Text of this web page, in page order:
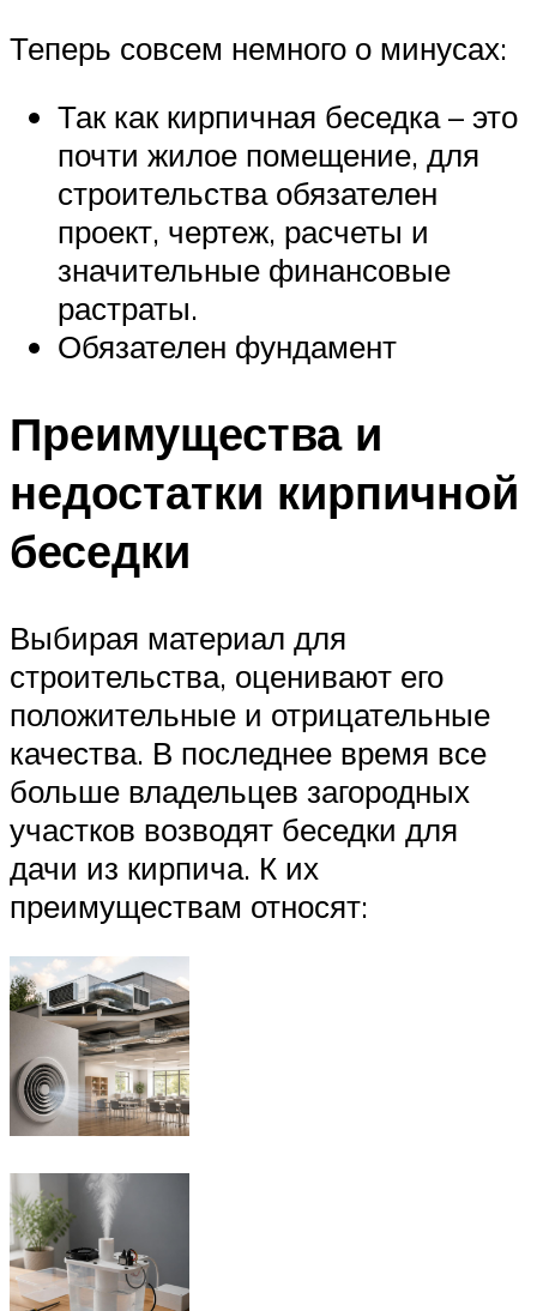
Теперь совсем немного о минусах:
Так как кирпичная беседка – это
почти жилое помещение, для
строительства обязателен
проект, чертеж, расчеты и
значительные финансовые
растраты.
Обязателен фундамент
Преимущества и
недостатки кирпичной
беседки
Выбирая материал для
строительства, оценивают его
положительные и отрицательные
качества. В последнее время все
больше владельцев загородных
участков возводят беседки для
дачи из кирпича. К их
преимуществам относят: